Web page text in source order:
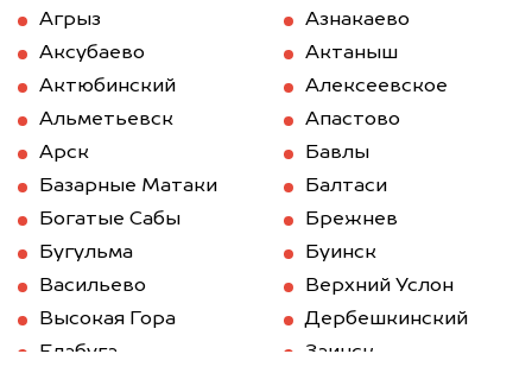
Агрыз
Азнакаево
Аксубаево
Актаныш
Актюбинский
Алексеевское
Альметьевск
Апастово
Арск
Бавлы
Базарные Матаки
Балтаси
Богатые Сабы
Брежнев
Бугульма
Буинск
Васильево
Верхний Услон
Высокая Гора
Дербешкинский
Елабуга
Заинск